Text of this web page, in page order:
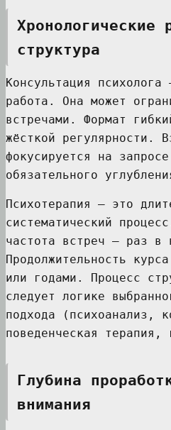
Хронологические
структура
Консультация психолога
работа. Она может
встречами. Формат
жёсткой регулярности.
фокусируется на
обязательного
Психотерапия — это
систематический
частота встреч — раз в
Продолжительность
или годами. Процесс
следует логике
подхода (психоанализ,
поведенческая
Глубина
внимания